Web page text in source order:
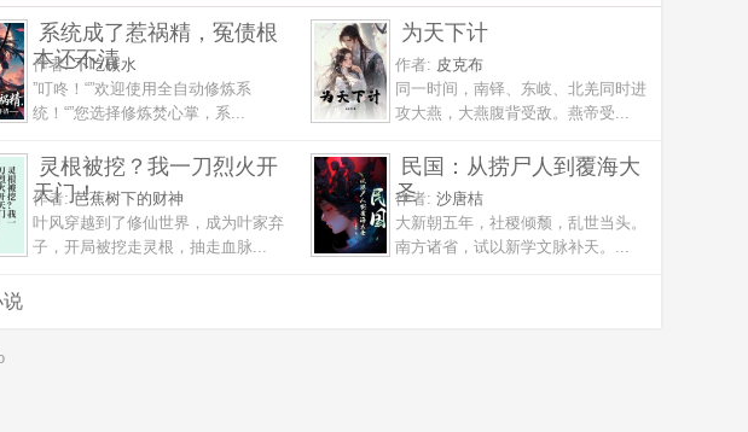
系统成了惹祸精，冤债根
本还不清
作者:不吃碳水
”叮咚！“”欢迎使用全自动修炼系
统！“”您选择修炼焚心掌，系...
为天下计
作者: 皮克布
同一时间，南铎、东岐、北羌同时进
攻大燕，大燕腹背受敌。燕帝受...
灵根被挖？我一刀烈火开
天门！
作者:芭蕉树下的财神
叶风穿越到了修仙世界，成为叶家弃
子，开局被挖走灵根，抽走血脉...
民国：从捞尸人到覆海大
圣
作者: 沙唐桔
大新朝五年，社稷倾颓，乱世当头。
南方诸省，试以新学文脉补天。...
说